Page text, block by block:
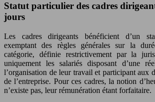
Statut particulier des cadres
jours
Les cadres dirigeants bénéficient d’un
exemptant des règles générales sur la
catégorie, définie restrictivement par la
uniquement les salariés disposant d’une
l’organisation de leur travail et participant aux
de l’entreprise. Pour ces cadres, la notion
n’existe pas, leur rémunération étant forfaitaire.